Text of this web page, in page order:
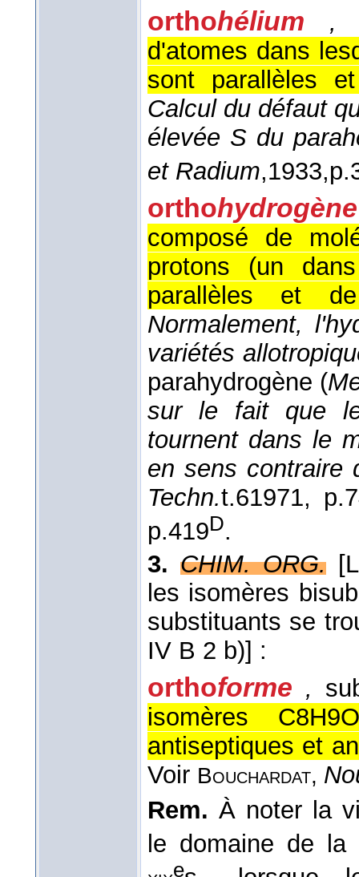
orthohélium ,
d'atomes dans
sont parallèles
Calcul du défaut
élevée S du
et Radium,1933,
orthohydrogène
composé de
protons (un
parallèles et
Normalement,
variétés
parahydrogène (
sur le fait que
tournent dans le
en sens contraire
Techn.t.61971,
p.419D.
3. CHIM. ORG.
les isomères
substituants se
IV B 2 b)] :
orthoforme ,
isomères
antiseptiques et
Voir Bouchardat,
Rem. À noter la
le domaine de
e